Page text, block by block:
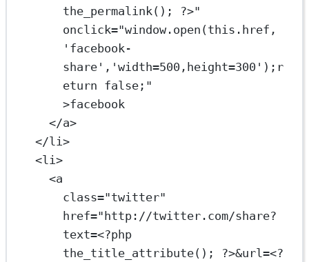
the_permalink(); ?>"
onclick="window. open (this . href ,
'facebook-
share','width=500,height=300'); r
eturn false ;"
>facebook
</a>
</li>
<li>
<a
class="twitter"
href="http://twitter.com/share?
text=<?php
the_title_attribute(); ?>&url=<?